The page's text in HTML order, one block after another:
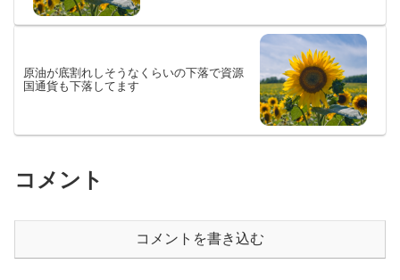
原油が底割れしそうなくらいの下落で資源
国通貨も下落してます
コメント
コメントを書き込む